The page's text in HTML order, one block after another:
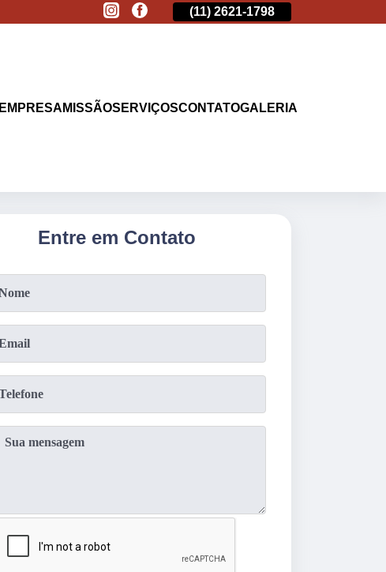
2513-9132 (11) 2621-1798
EMPRESA MISSÃOSERVIÇOSCONTATOGALERIA
Entre em Contato